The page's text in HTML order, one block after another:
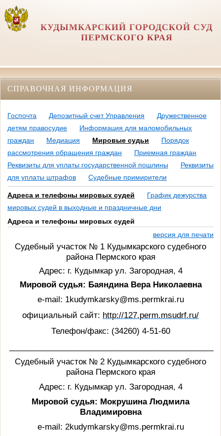
КУДЫМКАРСКИЙ ГОРОДСКОЙ СУД
ПЕРМСКОГО КРАЯ
СПРАВОЧНАЯ ИНФОРМАЦИЯ
Госпочта Депозитный счет Управления
Дружественное
детям правосудие
Информация для маломобильных
граждан
Медиация Мировые судьи
Порядок
рассмотрения обращения граждан
Приемная граждан
Реквизиты для уплаты государственной пошлины
Реквизиты
для уплаты штрафов
Судебные примирители
Адреса и телефоны мировых судей
График дежурства
мировых судей в выходные и праздничные дни
Адреса и телефоны мировых судей
версия для печати
Судебный участок № 1 Кудымкарского судебного
района Пермского края
Адрес: г. Кудымкар ул. Загородная, 4
Мировой судья: Баяндина Вера Николаевна
e-mail: 1kudymkarsky@ms.permkrai.ru
официальный сайт: http://127.perm.msudrf.ru/
Телефон/факс: (34260) 4-51-60
Судебный участок № 2 Кудымкарского судебного
района Пермского края
Адрес: г. Кудымкар ул. Загородная, 4
Мировой судья: Мокрушина Людмила
Владимировна
e-mail: 2kudymkarsky@ms.permkrai.ru